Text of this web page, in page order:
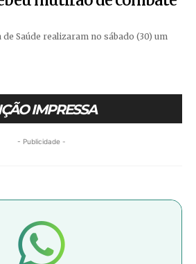
de Saúde realizaram no sábado (30) um
IMPRESSA
- Publicidade -